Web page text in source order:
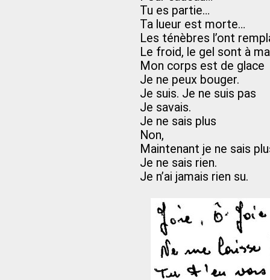
Tu es partie…
Ta lueur est morte…
Les ténèbres l’ont
Le froid, le gel sont à
Mon corps est de glace
Je ne peux bouger.
Je suis. Je ne suis pas
Je savais.
Je ne sais plus
Non,
Maintenant je ne sais
Je ne sais rien.
Je n’ai jamais rien su.